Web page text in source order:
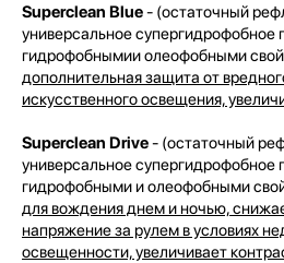
Superclean Blue- (остаточный
универсальное
гидрофобнымии олеофобными
дополнительная защита от
искусственного освещения,
Superclean Drive- (остаточный
универсальное
гидрофобными и олеофобными
для вождения днем и ночью,
напряжение за рулем в условиях
освещенности, увеличивает